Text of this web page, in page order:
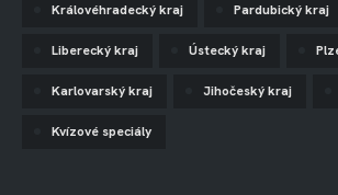
Královéhradecký kraj Pardubický kraj
Liberecký kraj Ústecký kraj
Karlovarský kraj Jihočeský kraj
Kvízové speciály